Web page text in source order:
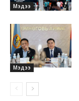
Мэдээ
Мэдээ